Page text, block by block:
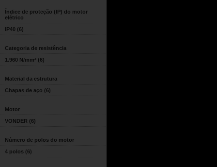
Índice de proteção (IP) do motor
elétrico
IP40 (6)
Categoria de resistência
1.960 N/mm² (6)
Material da estrutura
Chapas de aço (6)
Motor
VONDER (6)
Número de polos do motor
4 polos (6)